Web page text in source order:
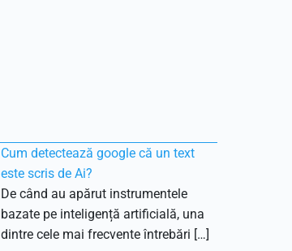
Cum detectează google că un text
este scris de Ai?
De când au apărut instrumentele
bazate pe inteligență artificială, una
dintre cele mai frecvente întrebări […]